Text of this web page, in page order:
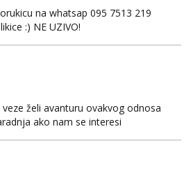
na whatsap 095 7513 219
:) NE UZIVO!
želi avanturu ovakvog odnosa
ako nam se interesi